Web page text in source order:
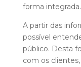
forma integrada.
A partir das
possível
público. Desta
com os